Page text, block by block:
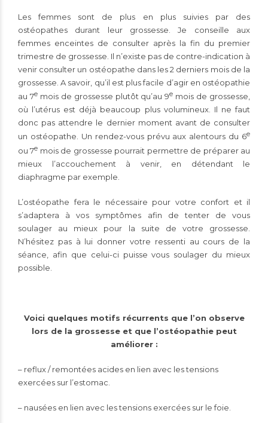
Les femmes sont de plus en plus suivies par des
ostéopathes durant leur grossesse. Je conseille aux
femmes enceintes de consulter après la fin du premier
trimestre de grossesse. Il n’existe pas de contre-indication à
venir consulter un ostéopathe dans les 2 derniers mois de la
grossesse. A savoir, qu’il est plus facile d’agir en ostéopathie
au 7emois de grossesse plutôt qu’au 9e mois de grossesse,
où l’utérus est déjà beaucoup plus volumineux. Il ne faut
donc pas attendre le dernier moment avant de consulter
un ostéopathe. Un rendez-vous prévu aux alentours du 6e
ou 7e mois de grossesse pourrait permettre de préparer au
mieux l’accouchement à venir, en détendant le
diaphragme par exemple.
L’ostéopathe fera le nécessaire pour votre confort et il
s’adaptera à vos symptômes afin de tenter de vous
soulager au mieux pour la suite de votre grossesse
N’hésitez pas à lui donner votre ressenti au cours de la
séance, afin que celui-ci puisse vous soulager du mieux
possible.
Voici quelques motifs récurrents que l’on observe
lors de la grossesse et que l’ostéopathie peut
améliorer :
– reflux / remontées acides en lien avec les tensions
exercées sur l’estomac.
– nausées en lien avec les tensions exercées sur le foie.